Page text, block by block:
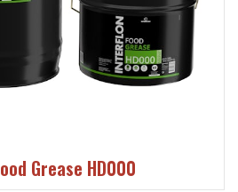
Grease HD000